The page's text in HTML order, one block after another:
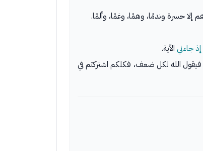
حسرة وندمًا، وهمًا، وغمًا، وألمًا.
جاءني الآية.
فيقول الله لكل ضعف، فكلكم اشتركتم في